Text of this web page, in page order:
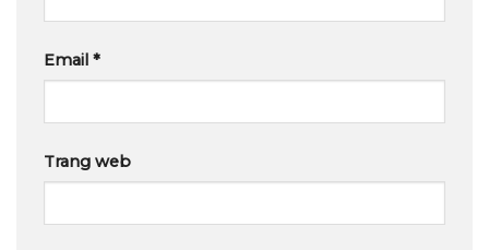
Email *
Trang web